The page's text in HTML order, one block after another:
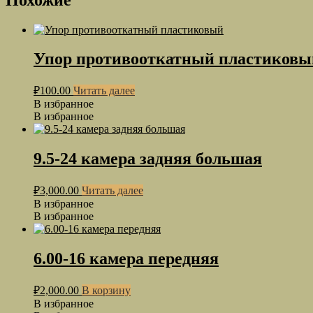
Упор противооткатный
₽100.00 Читать далее
В избранное
В избранное
9.5-24 камера задняя большая
₽3,000.00 Читать далее
В избранное
В избранное
6.00-16 камера передняя
₽2,000.00 В корзину
В избранное